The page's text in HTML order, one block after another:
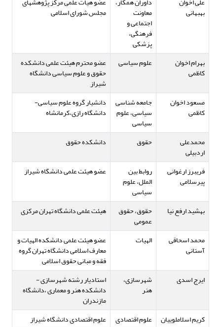
بهبهانی معاونت
اجتماعی و
فرهنگی،
پزشکی
مجلس شورای اسلامی
بهرام اخوان
کاظمی
علوم سیاسی عضو محترم هیئت علمی دانشکده
حقوق و علوم سیاسی دانشگاه
شیراز
مسعود اخوان
کاظمی
جامعه شناسی
سیاسی، علوم
سیاسی
دانشیار گروه علوم سیاسی-
دانشگاه رازی،کرمانشاه
محمدعلی
اردبیلی
حقوق دانشکده حقوق
فریبرز ارغوانی
پیرسلامی
روابط بین
الملل، علوم
سیاسی
عضو هیئت علمی دانشگاه شیراز
بهشید ارفع نیا حقوق، حقوق
عمومی
هیئت علمی دانشگاه تهران مرکزی
محمد اسحاقی
آستانی
الهیات عضو هیئت علمی دانشکده الهیات و
معارف اسلامی دانشگاه تهران گروه
فقه و مبانی حقوق اسلامی
ایرج اسدی
شهرسازی،
هنر
استادیار رشته شهرسازی -
دانشکده هنر و معماری ،دانشگاه
مازندران
کریم اسلاملوییان
علوم اقتصادی
علوم اقتصادی دانشگاه شیراز